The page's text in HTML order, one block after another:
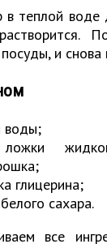
в теплой воде
и снова
воды;
глицерина;
сахара.
все